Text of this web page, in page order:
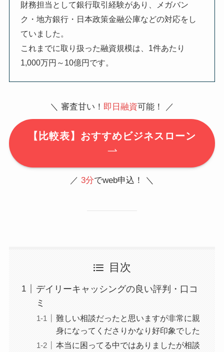
財務担当として銀行取引経験があり、メガバン
ク・地方銀行・日本政策金融公庫などの対応をし
ていました。
これまでに取り扱った融資規模は、1件あたり
1,000万円～10億円です。
＼ 審査甘い！ 即日融資可能！ ／
【比較表】おすすめビジネスローン
／ 3分でweb申込！ ＼
目次
デイリーキャッシングの良い評判・口コ
ミ
難しい相談だったと思いますが非常に親
身になってくださりかなり好印象でした
本当に困ってる中ではありましたが相談